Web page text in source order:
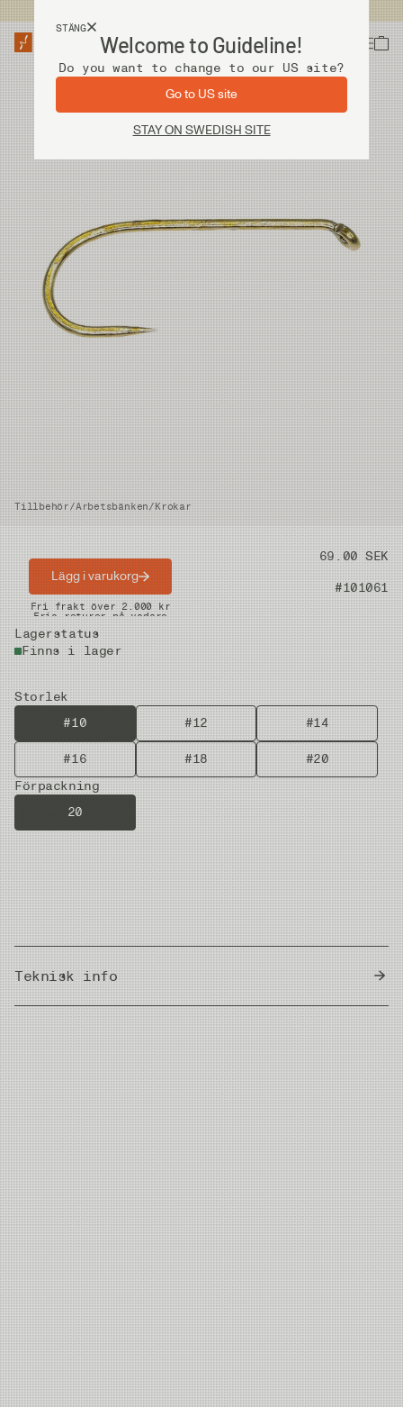
STÄNG
Welcome to Guideline!
Do you want to change to our US site?
Go to US site
STAY ON SWEDISH SITE
Tillbehör/Arbetsbänken/Krokar
Pris 69.00 SEK
Artikelnummer #101061
Lagerstatus
Finns i lager
Storlek
#10
#12 #14
#16 #18
#20
Förpackning
20
Lägg i varukorg
Snabba leveranser
Fri frakt över 2.000 kr
Fria returer på vadare
Teknisk info
Country of Origin Japan